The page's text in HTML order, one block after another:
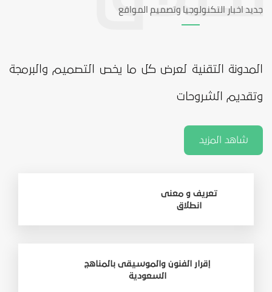
جديد اخبار التكنولوجيا وتصميم المواقع
المدونة التقنية لعرض كل ما يخص التصميم والبرمجة
وتقديم الشروحات
شاهد المزيد
تعريف و معنى
انطلاق
إقرار الفنون والموسيقى بالمناهج
السعودية